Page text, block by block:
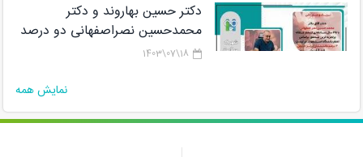
دکتر حسین بهاروند و دکتر
محمدحسین نصراصفهانی دو درصد
دانشمندان برتر پژوهشگاه رویان در
18\07\1403
نمایش همه